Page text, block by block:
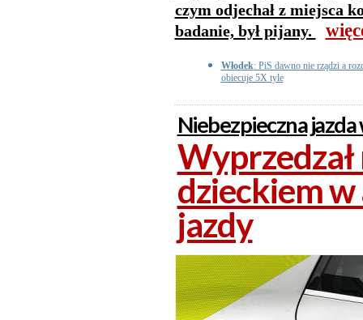
czym odjechał z miejsca
badanie, był pijany.
Włodek: PiS dawno nie rządzi a
obiecuje 5X tyle
Niebezpieczna
Wyprzedzał
dzieckiem w
jazdy